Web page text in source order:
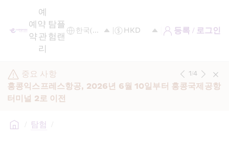
예
약
예
약
관
리
탐
험
플
랜
등록 / 로그인
중요 사항
홍콩익스프레스항공, 2026년 6월 10일부터 홍콩국제공항
터미널 2로 이전
1/4
/ 탐험 /